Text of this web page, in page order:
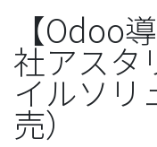
【Odoo
社アスタ
イルソリ
売）